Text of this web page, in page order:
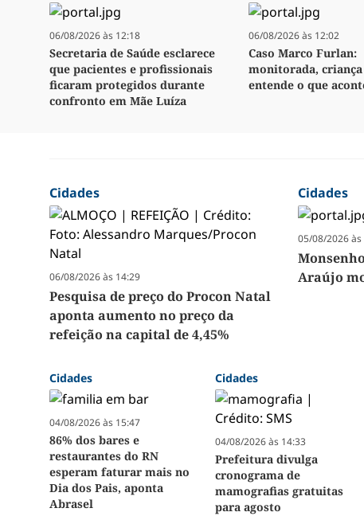
06/08/2026 às 12:18
Secretaria de Saúde esclarece
que pacientes e profissionais
ficaram protegidos durante
confronto em Mãe Luíza
06/08/2026 às 12:02
Caso Marco Furlan:
monitorada,
entende o que
Cidades
06/08/2026 às 14:29
Pesquisa de preço do Procon Natal
aponta aumento no preço da
refeição na capital de 4,45%
Cidades
05/08/2026 às
Araújo
Cidades
04/08/2026 às 15:47
86% dos bares e
restaurantes do RN
esperam faturar mais no
Dia dos Pais, aponta
Abrasel
Cidades
04/08/2026 às 14:33
Prefeitura divulga
cronograma de
mamografias gratuitas
para agosto